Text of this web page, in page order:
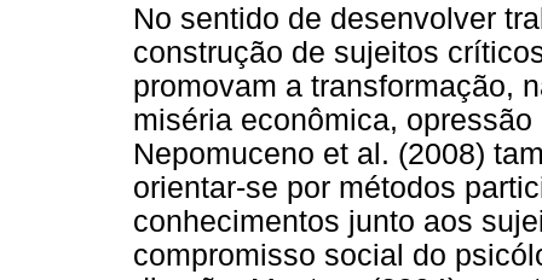
No sentido de desenvolver
construção de sujeitos
promovam a transformação,
miséria econômica,
Nepomuceno et al. (2008)
orientar-se por métodos
conhecimentos junto aos
compromisso social do